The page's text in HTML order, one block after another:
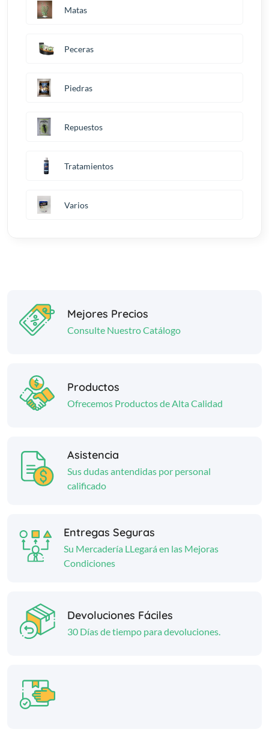
Matas
Peceras
Piedras
Repuestos
Tratamientos
Varios
Mejores Precios
Consulte Nuestro Catálogo
Productos
Ofrecemos Productos de Alta Calidad
Asistencia
Sus dudas antendidas por personal
calificado
Entregas Seguras
Su Mercadería LLegará en las Mejoras
Condiciones
Devoluciones Fáciles
30 Días de tiempo para devoluciones.